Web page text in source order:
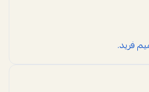
فريد.